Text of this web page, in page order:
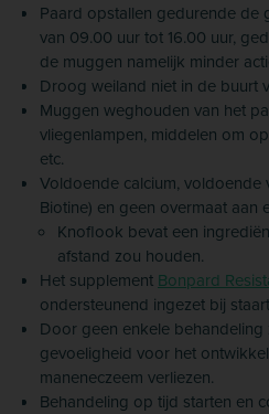
Paard opstallen gedurende de
van 09.00 uur tot 16.00 uur,
de muggen namelijk minder
Droog weiland niet in de buurt
Muggen weghouden van het
vliegenlampen, middelen om
etc.
Voldoende calcium, voldoende
Biotine) en geen overmaat aan
Knoflook bevat een
afstand zou houden.
Het supplement Bonpard
ondersteunend ingezet bij
Door geen enkele behandeling
gevoeligheid voor het
maneneczeem verliezen.
Behandeling op tijd starten en